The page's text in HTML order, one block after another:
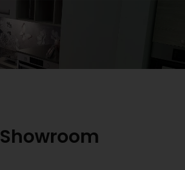
Showroom